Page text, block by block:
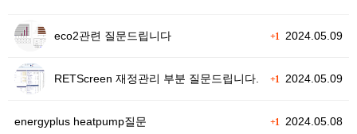
+1 2024.05.09
eco2관련 질문드립니다
+1 2024.05.09
RETScreen 재정관리 부분 질문드립니다.
+1 2024.05.08
energyplus heatpump질문